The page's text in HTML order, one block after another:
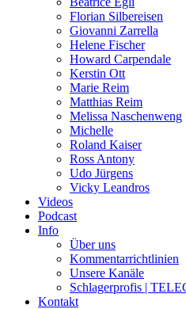
Florian Silbereisen
Giovanni Zarrella
Helene Fischer
Howard Carpendale
Kerstin Ott
Marie Reim
Matthias Reim
Melissa Naschenweng
Michelle
Roland Kaiser
Ross Antony
Udo Jürgens
Vicky Leandros
Videos
Podcast
Info
Über uns
Kommentarrichtlinien
Unsere Kanäle
Schlagerprofis |
Kontakt